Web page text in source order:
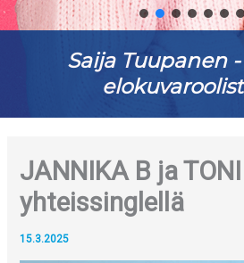
Saija Tuupanen
JANNIKA B ja
yhteissinglellä
15.3.2025